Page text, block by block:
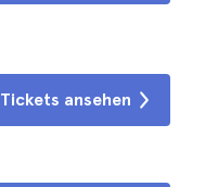
Tickets ansehen